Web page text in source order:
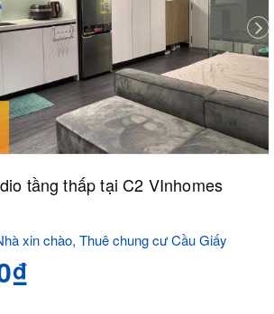
tầng thấp tại C2 VInhomes
xin chào, Thuê chung cư Cầu Giấy